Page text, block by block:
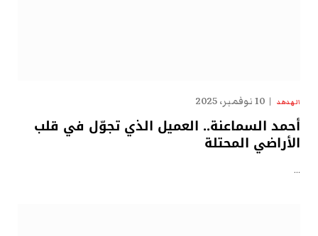
الهدهد 10 نوفمبر، 2025
أحمد السماعنة.. العميل الذي تجوّل في قلب
الأراضي المحتلة
…